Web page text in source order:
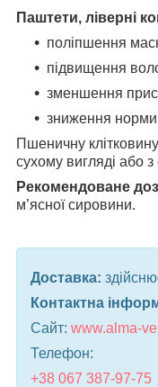
Паштети, ліверні
поліпшення
підвищення
зменшення
зниження норми
Пшеничну
сухому вигляді або
Рекомендоване
м’ясної сировини.
Доставка:
Контактна
Сайт: www.alma-
Телефон:
+38 067 387-97-75